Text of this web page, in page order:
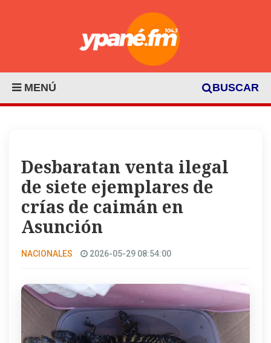
MENÚ BUSCAR
Desbaratan venta ilegal
de siete ejemplares de
crías de caimán en
Asunción
NACIONALES 2026-05-29 08:54:00